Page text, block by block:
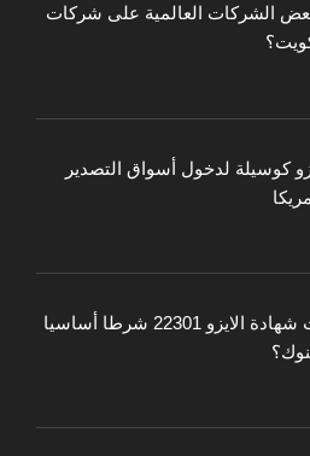
بعض الشركات العالمية على شركات
كوسيلة لدخول أسواق التصدير
لماذا أصبحت شهادة الايزو 22301 شرطا أساسيا